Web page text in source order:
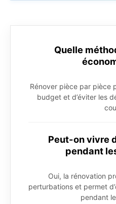
Quelle
Rénover pièce par pièce
budget et d’éviter les
Peut-on vivre
pendant
Oui, la rénovation
perturbations et permet
pendant